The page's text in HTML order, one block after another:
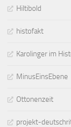
Hiltibold
histofakt
Karolinger im
MinusEinsEbene
Ottonenzeit
projekt-